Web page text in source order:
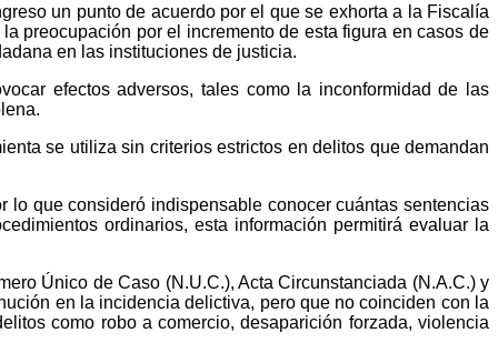
un punto de acuerdo por el que se exhorta a la Fiscalía
preocupación por el incremento de esta figura en casos de
en las instituciones de justicia.
efectos adversos, tales como la inconformidad de las
se utiliza sin criterios estrictos en delitos que demandan
que consideró indispensable conocer cuántas sentencias
ordinarios, esta información permitirá evaluar la
Único de Caso (N.U.C.), Acta Circunstanciada (N.A.C.) y
en la incidencia delictiva, pero que no coinciden con la
como robo a comercio, desaparición forzada, violencia